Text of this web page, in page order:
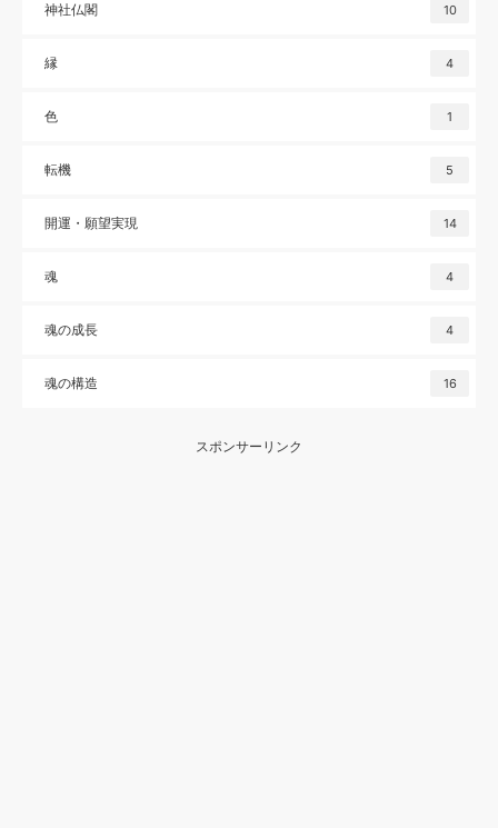
神社仏閣 10
縁 4
色 1
転機 5
開運・願望実現 14
魂 4
魂の成長 4
魂の構造 16
スポンサーリンク